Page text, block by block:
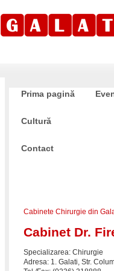
Prima pagină
Cultură
Contact
Cabinete Chirurgie din
Cabinet Dr.
Specializarea: Chirurgie
Adresa: 1. Galati, Str.